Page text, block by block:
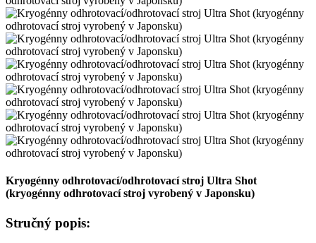
Kryogénny odhrotovací/odhrotovací stroj Ultra Shot
(kryogénny odhrotovací stroj vyrobený v Japonsku)
Stručný popis: